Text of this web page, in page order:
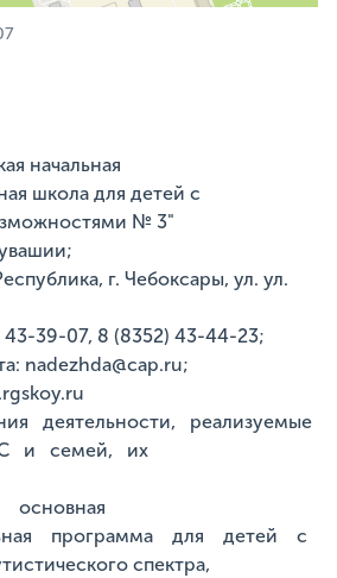
начальная
школа для детей с
№ 3"
г. Чебоксары, ул. ул.
43-39-07, 8 (8352) 43-44-23;
nadezhda@cap.ru;
деятельности, реализуемые
и семей, их
основная
программа для детей с
спектра,